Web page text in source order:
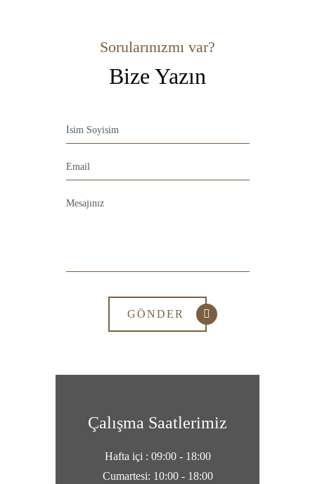
Sorularınızmı var?
Bize Yazın
Çalışma Saatlerimiz
Hafta içi : 09:00 - 18:00
Cumartesi: 10:00 - 18:00